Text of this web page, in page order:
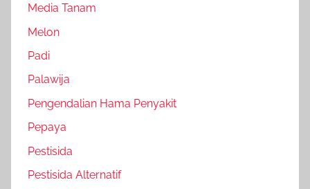
Media Tanam
Melon
Padi
Palawija
Pengendalian Hama Penyakit
Pepaya
Pestisida
Pestisida Alternatif